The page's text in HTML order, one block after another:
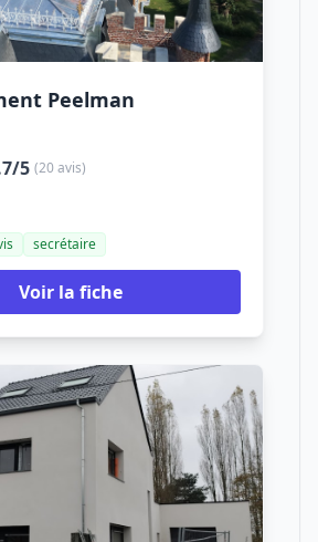
Peelman
5 (20 avis)
secrétaire
Voir la fiche